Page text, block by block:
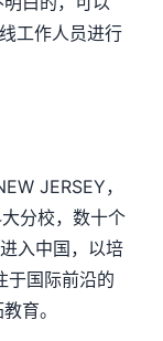
工作人员进行
JERSEY，
分校，数十个
入中国，以培
于国际前沿的
育。